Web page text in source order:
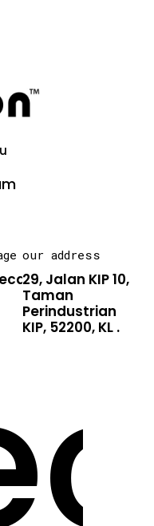
our address
29, Jalan KIP 10,
Taman
Perindustrian
KIP, 52200, KL .